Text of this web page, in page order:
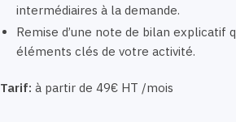
intermédiaires à la demande.
Remise d’une note de bilan explicatif
éléments clés de votre activité.
Tarif: à partir de 49€ HT /mois